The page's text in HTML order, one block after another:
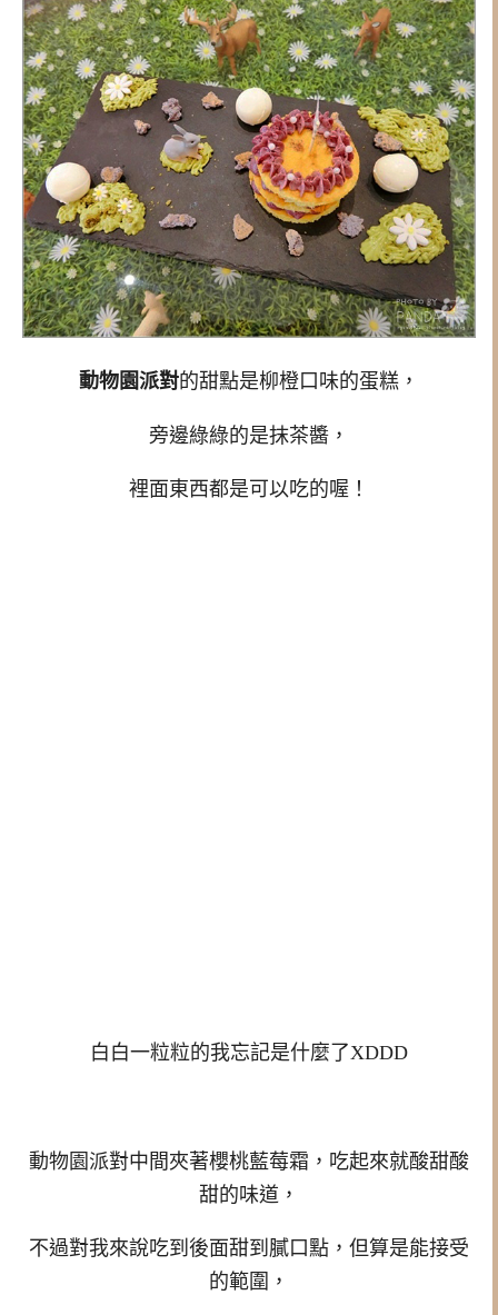
動物園派對的甜點是柳橙口味的蛋糕，
旁邊綠綠的是抹茶醬，
裡面東西都是可以吃的喔！
白白一粒粒的我忘記是什麼了XDDD
動物園派對中間夾著櫻桃藍莓霜，吃起來就酸甜酸
甜的味道，
不過對我來說吃到後面甜到膩口點，但算是能接受
的範圍，